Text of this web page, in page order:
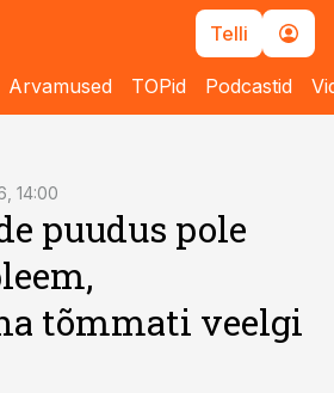
Telli
Arvamused TOPid Podcastid
14:00
puudus pole
tõmmati veelgi